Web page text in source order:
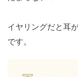
イヤリングだと耳
です。